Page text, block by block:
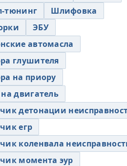
тюнинг
Шлифовка
ЭБУ
автомасла
глушителя
на приору
на двигатель
детонации
егр
коленвала
момента эур